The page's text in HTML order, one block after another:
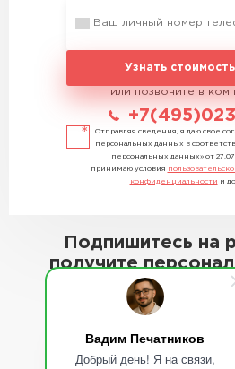
Вадим Печатников
Добрый день! Я на связи,
Узнать
или позвоните в
Отправляя сведения, я даю свое
персональных данных в
персональных данных» от
принимаю условия
конфиденциальности и
Подпишитесь на
получите